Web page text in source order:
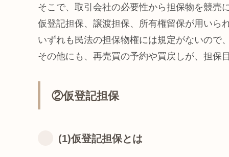
そこで、取引会社の必要性から担保物を競売
仮登記担保、譲渡担保、所有権留保が用いら
いずれも民法の担保物権には規定がないので
その他にも、再売買の予約や買戻しが、担保
②仮登記担保
(1)仮登記担保とは